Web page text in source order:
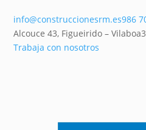
info@construccionesrm.es986
Alcouce 43, Figueirido – Vilaboa
Trabaja con nosotros